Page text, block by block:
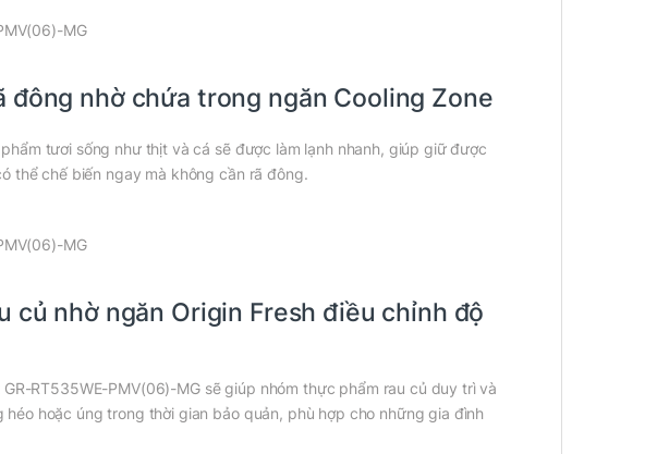
đông nhờ chứa trong ngăn Cooling Zone
tươi sống như thịt và cá sẽ được làm lạnh nhanh, giúp giữ được
thể chế biến ngay mà không cần rã đông.
củ nhờ ngăn Origin Fresh điều chỉnh độ
RT535WE-PMV(06)-MG sẽ giúp nhóm thực phẩm rau củ duy trì và
hoặc úng trong thời gian bảo quản, phù hợp cho những gia đình